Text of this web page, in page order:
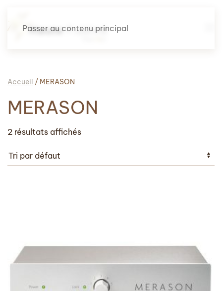
Passer au contenu principal
Accueil / MERASON
MERASON
2 résultats affichés